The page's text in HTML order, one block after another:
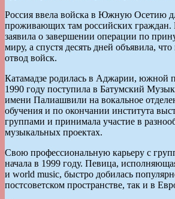
Россия ввела войска в Южную Осетию
проживающих там российских граждан.
заявила о завершении операции по
миру, а спустя десять дней объявила,
отвод войск.
Катамадзе родилась в Аджарии, южной
1990 году поступила в Батумский
имени Палиашвили на вокальное
обучения и по окончании института
группами и принимала участие в
музыкальных проектах.
Свою профессиональную карьеру с
начала в 1999 году. Певица,
и world music, быстро добилась
постсоветском пространстве, так и в